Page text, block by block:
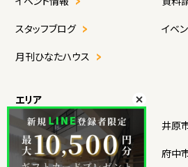
スタッフブログ
月刊ひなたハウス
イベ
エリア
福山市
井原
尾道市 府中